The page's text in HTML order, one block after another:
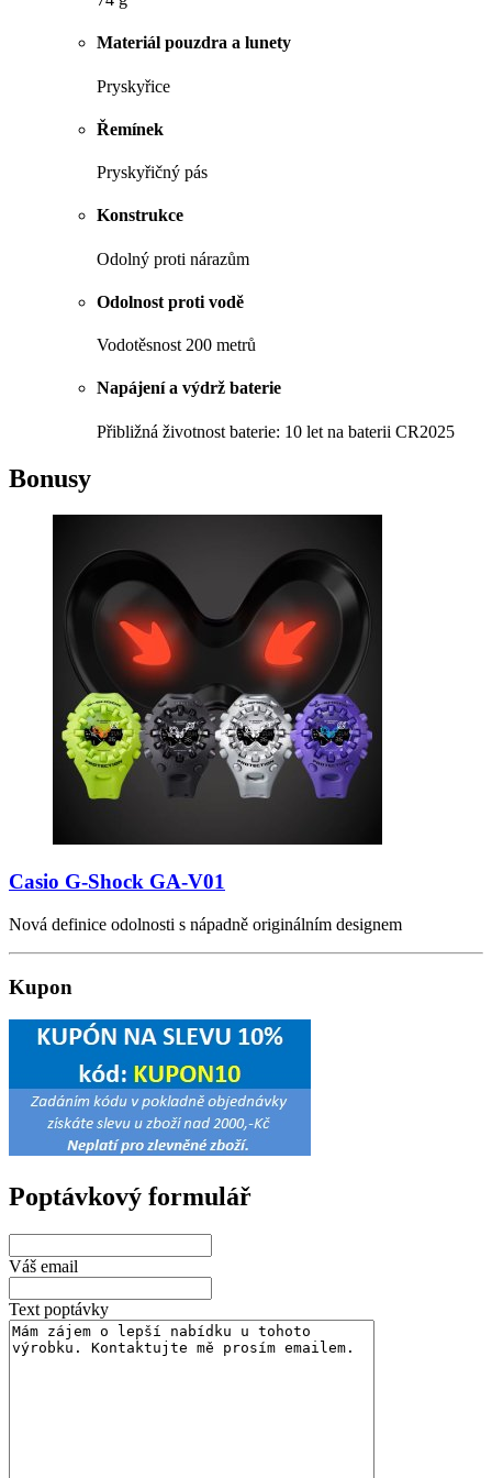
Materiál pouzdra a lunety
Pryskyřice
Řemínek
Pryskyřičný pás
Konstrukce
Odolný proti nárazům
Odolnost proti vodě
Vodotěsnost 200 metrů
Napájení a výdrž baterie
Přibližná životnost baterie: 10 let na baterii CR2025
Bonusy
Casio G-Shock GA-V01
Nová definice odolnosti s nápadně originálním designem
Kupon
Poptávkový formulář
Váš email
Text poptávky